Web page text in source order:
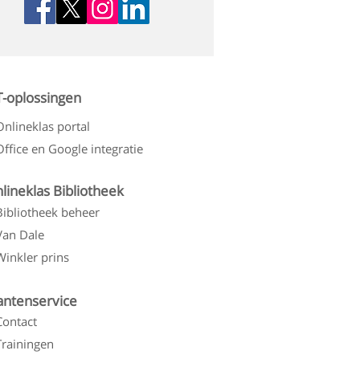
oplossingen
portal
en Google integratie
Bibliotheek
beheer
Dale
prins